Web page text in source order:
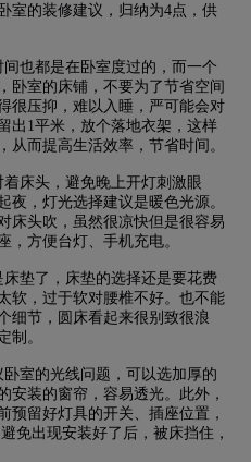
的装修建议，归纳为4点，供
也都是在卧室度过的，而一个
卧室的床铺，不要为了节省空间
很压抑，难以入睡，严可能会对
出1平米，放个落地衣架，这样
从而提高生活效率，节省时间。
床头，避免晚上开灯刺激眼
夜，灯光选择建议是暖色光源。
床头吹，虽然很凉快但是很容易
，方便台灯、手机充电。
垫了，床垫的选择还是要花费
软，过于软对腰椎不好。也不能
细节，圆床看起来很别致很浪
制。
室的光线问题，可以选加厚的
安装的窗帘，容易透光。此外，
预留好灯具的开关、插座位置，
免出现安装好了后，被床挡住，